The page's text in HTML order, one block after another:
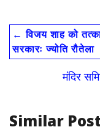
e
b
o
to
d
o
n
ai
l
← विजय शाह को
सरकारः ज्योति रौतेला
मंदिर
Similar